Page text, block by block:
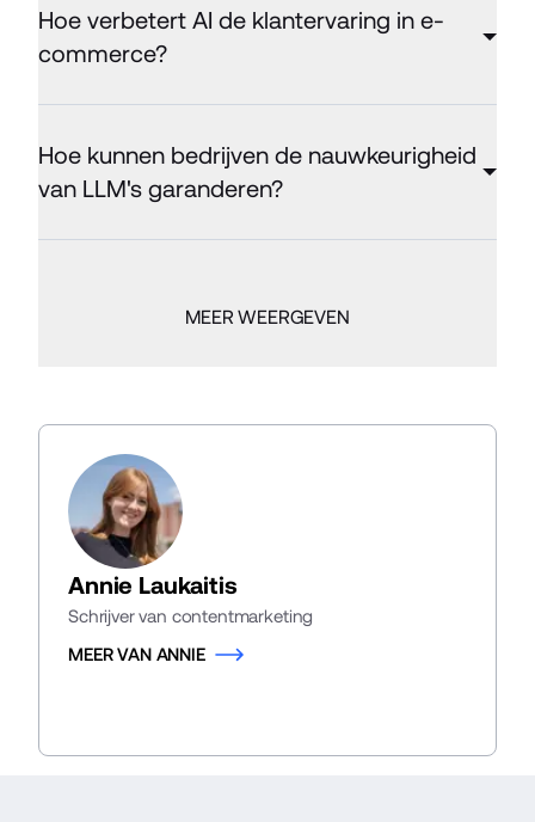
Hoe verbetert AI de klantervaring in e-
commerce?
Hoe kunnen bedrijven de nauwkeurigheid
van LLM's garanderen?
MEER WEERGEVEN
Annie Laukaitis
Schrijver van contentmarketing
MEER VAN ANNIE